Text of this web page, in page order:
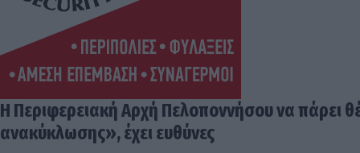
Η Περιφερειακή Αρχή Πελοποννήσου να πάρει
ανακύκλωσης», έχει ευθύνες